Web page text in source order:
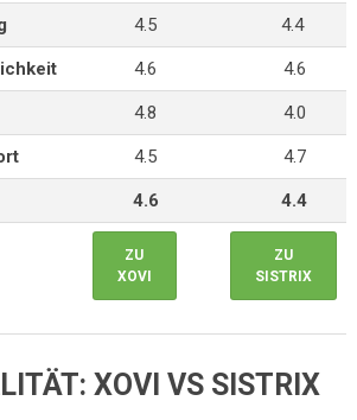
4.5 4.4
4.6 4.6
4.8 4.0
4.5 4.7
4.6 4.4
ZU
XOVI
ZU
SISTRIX
XOVI VS SISTRIX